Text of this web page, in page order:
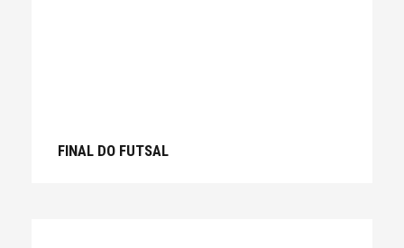
FINAL DO FUTSAL